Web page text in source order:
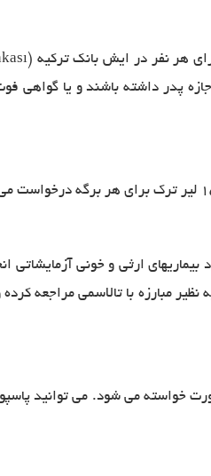
پدر داشته باشند و یا گواهی
ارثی و خونی آزمایشاتی
مبارزه با تالاسمی مراجعه کرده
خواسته می شود. می توانید